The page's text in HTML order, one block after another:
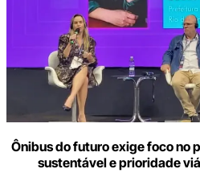
Ônibus do futuro exige foco no
sustentável e prioridade